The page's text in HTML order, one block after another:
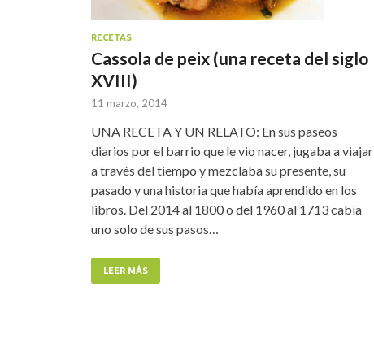
RECETAS
Cassola de peix (una receta del siglo
XVIII)
11 marzo, 2014
UNA RECETA Y UN RELATO: En sus paseos
diarios por el barrio que le vio nacer, jugaba a viajar
a través del tiempo y mezclaba su presente, su
pasado y una historia que había aprendido en los
libros. Del 2014 al 1800 o del 1960 al 1713 cabía
uno solo de sus pasos…
LEER MÁS